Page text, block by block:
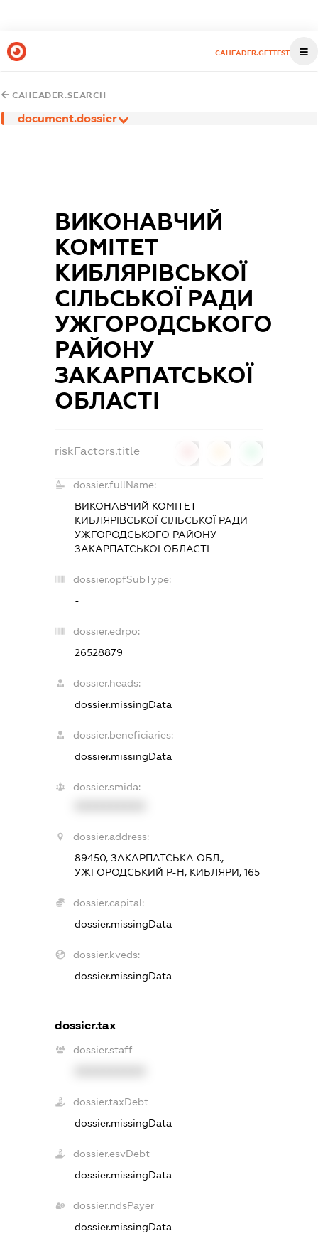
CAHEADER.GETTEST
CAHEADER.SEARCH
document.dossier
ВИКОНАВЧИЙ
КОМІТЕТ
КИБЛЯРІВСЬКОЇ
СІЛЬСЬКОЇ РАДИ
УЖГОРОДСЬКОГО
РАЙОНУ
ЗАКАРПАТСЬКОЇ
ОБЛАСТІ
riskFactors.title
dossier.fullName:
ВИКОНАВЧИЙ КОМІТЕТ
КИБЛЯРІВСЬКОЇ СІЛЬСЬКОЇ РАДИ
УЖГОРОДСЬКОГО РАЙОНУ
ЗАКАРПАТСЬКОЇ ОБЛАСТІ
dossier.opfSubType:
-
dossier.edrpo:
26528879
dossier.heads:
dossier.missingData
dossier.beneficiaries:
dossier.missingData
dossier.smida:
dossier.address:
89450, ЗАКАРПАТСЬКА ОБЛ.,
УЖГОРОДСЬКИЙ Р-Н, КИБЛЯРИ, 165
dossier.capital:
dossier.missingData
dossier.kveds:
dossier.missingData
dossier.tax
dossier.staff
dossier.taxDebt
dossier.missingData
dossier.esvDebt
dossier.missingData
dossier.ndsPayer
dossier.missingData